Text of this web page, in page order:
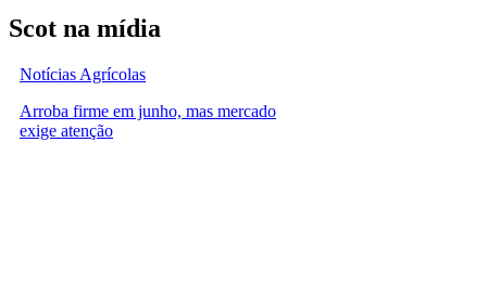
Scot na mídia
Notícias Agrícolas
Arroba firme em junho, mas mercado
exige atenção